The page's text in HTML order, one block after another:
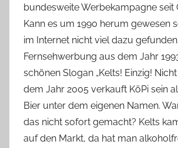
bundesweite Werbekampagne seit
Kann es um 1990 herum gewesen
im Internet nicht viel dazu
Fernsehwerbung aus dem Jahr
schönen Slogan „Kelts! Einzig! Nicht
dem Jahr 2005 verkauft KöPi sein
Bier unter dem eigenen Namen.
das nicht sofort gemacht? Kelts
auf den Markt, da hat man